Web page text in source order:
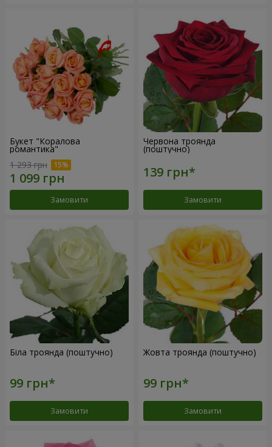
Букет "Коралова
романтика"
1 293 грн
Замовити
Червона троянда
(поштучно)
Замовити
Біла троянда (поштучно)
Замовити
Жовта троянда (поштучно)
Замовити